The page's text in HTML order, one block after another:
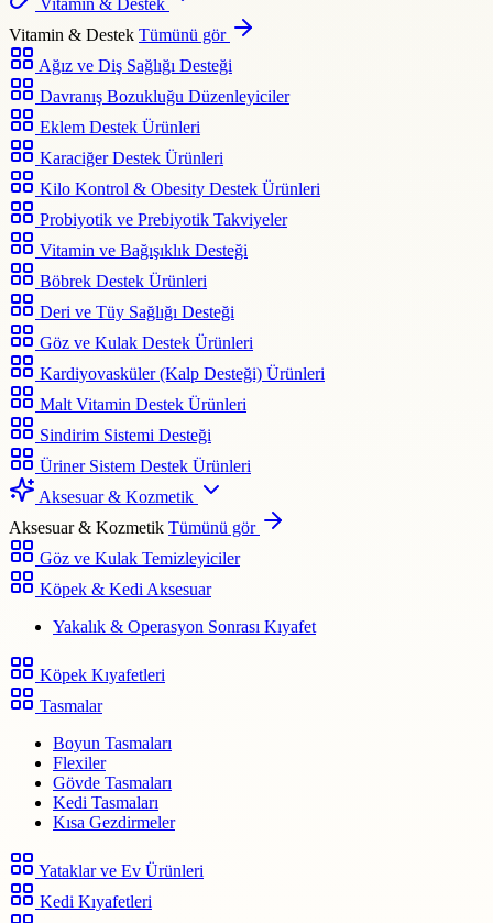
Vitamin & Destek
Vitamin & Destek Tümünü gör
Ağız ve Diş Sağlığı Desteği
Davranış Bozukluğu Düzenleyiciler
Eklem Destek Ürünleri
Karaciğer Destek Ürünleri
Kilo Kontrol & Obesity Destek Ürünleri
Probiyotik ve Prebiyotik Takviyeler
Vitamin ve Bağışıklık Desteği
Böbrek Destek Ürünleri
Deri ve Tüy Sağlığı Desteği
Göz ve Kulak Destek Ürünleri
Kardiyovasküler (Kalp Desteği) Ürünleri
Malt Vitamin Destek Ürünleri
Sindirim Sistemi Desteği
Üriner Sistem Destek Ürünleri
Aksesuar & Kozmetik
Aksesuar & Kozmetik Tümünü gör
Göz ve Kulak Temizleyiciler
Köpek & Kedi Aksesuar
Yakalık & Operasyon Sonrası Kıyafet
Köpek Kıyafetleri
Tasmalar
Boyun Tasmaları
Flexiler
Gövde Tasmaları
Kedi Tasmaları
Kısa Gezdirmeler
Yataklar ve Ev Ürünleri
Kedi Kıyafetleri